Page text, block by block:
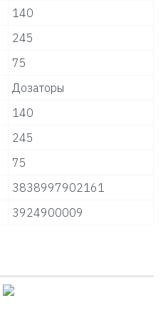
140
245
75
Дозаторы
140
245
75
3838997902161
3924900009